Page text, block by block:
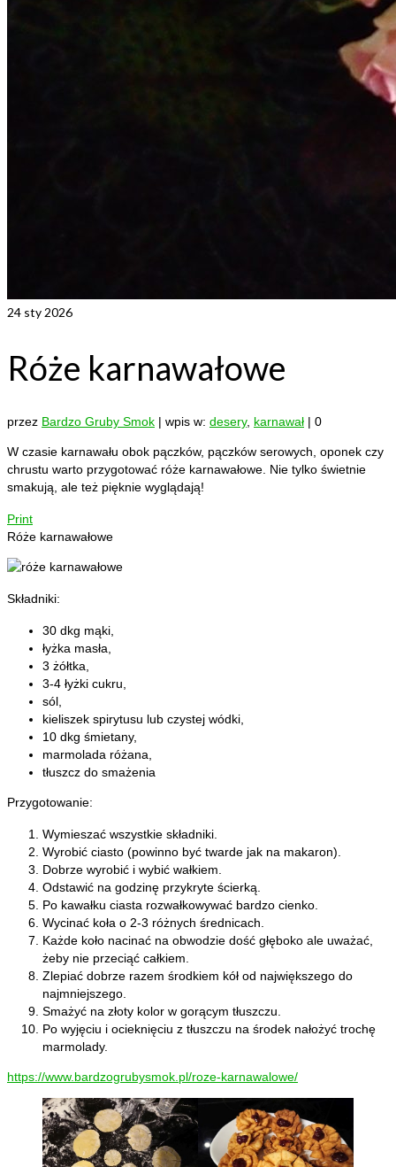
24 sty 2026
Róże karnawałowe
przez Bardzo Gruby Smok | wpis w: desery, karnawał | 0
W czasie karnawału obok pączków, pączków serowych, oponek czy
chrustu warto przygotować róże karnawałowe. Nie tylko świetnie
smakują, ale też pięknie wyglądają!
Print
Róże karnawałowe
Składniki:
30 dkg mąki,
łyżka masła,
3 żółtka,
3-4 łyżki cukru,
sól,
kieliszek spirytusu lub czystej wódki,
10 dkg śmietany,
marmolada różana,
tłuszcz do smażenia
Przygotowanie:
Wymieszać wszystkie składniki.
Wyrobić ciasto (powinno być twarde jak na makaron).
Dobrze wyrobić i wybić wałkiem.
Odstawić na godzinę przykryte ścierką.
Po kawałku ciasta rozwałkowywać bardzo cienko.
Wycinać koła o 2-3 różnych średnicach.
Każde koło nacinać na obwodzie dość głęboko ale uważać,
żeby nie przeciąć całkiem.
Zlepiać dobrze razem środkiem kół od największego do
najmniejszego.
Smażyć na złoty kolor w gorącym tłuszczu.
Po wyjęciu i ocieknięciu z tłuszczu na środek nałożyć trochę
marmolady.
https://www.bardzogrubysmok.pl/roze-karnawalowe/